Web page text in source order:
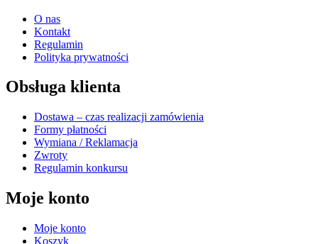
O nas
Kontakt
Regulamin
Polityka prywatności
Obsługa klienta
Dostawa – czas realizacji zamówienia
Formy płatności
Wymiana / Reklamacja
Zwroty
Regulamin konkursu
Moje konto
Moje konto
Koszyk